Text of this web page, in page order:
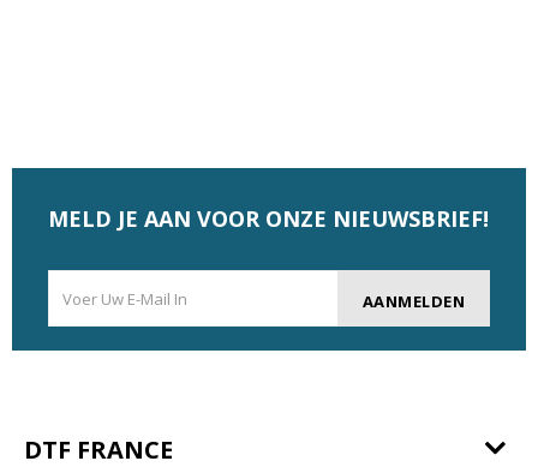
MELD JE AAN VOOR ONZE NIEUWSBRIEF!
AANMELDEN
DTF FRANCE